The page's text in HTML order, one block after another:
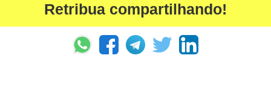
Retribua compartilhando!